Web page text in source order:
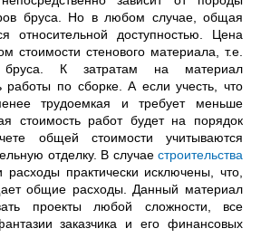
бруса. Но в любом случае, общая
относительной доступностью. Цена
стоимости стенового материала, т.е.
бруса. К затратам на материал
работы по сборке. А если учесть, что
трудоемкая и требует меньше
стоимость работ будет на порядок
общей стоимости учитываются
отделку. В случае строительства
практически исключены, что,
общие расходы. Данный материал
проекты любой сложности, все
заказчика и его финансовых